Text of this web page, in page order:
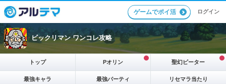
ゲームでポイ活 ログイン
ビックリマン ワンコレ攻略
トップ Pオリン 聖幻ピーター
最強キャラ 最強パーティ リセマラ当たり